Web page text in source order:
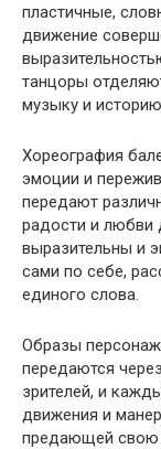
пластичные,
движение
танцоры
музыку и
Хореография
эмоции и
передают
радости и любви
выразительны и
сами по себе,
единого слова.
Образы
передаются
зрителей, и
движения и
предающей свою